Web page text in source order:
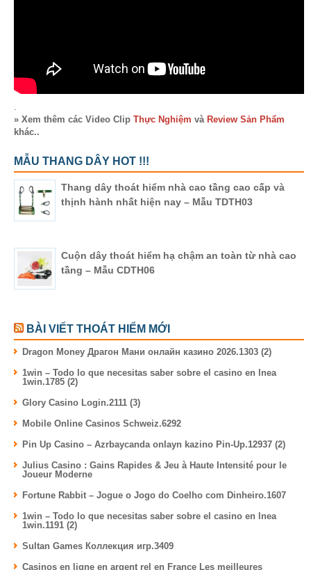
.
» Xem thêm các Video Clip Thực Nghiệm và Review Sản Phẩm
khác..
MẪU THANG DÂY HOT !!!
Thang dây thoát hiểm nhà cao tầng cao cấp và
thịnh hành nhất hiện nay – Mẫu TDTH03
Cuộn dây thoát hiểm hạ chậm an toàn từ nhà cao
tầng – Mẫu CDTH06
BÀI VIẾT THOÁT HIỂM MỚI
Dragon Money Драгон Мани онлайн казино 2026.1303 (2)
1win – Todo lo que necesitas saber sobre el casino en lnea
1win.1785 (2)
Glory Casino Login.2111 (3)
Mobile Online Casinos Schweiz.6292
Pin Up Casino – Azrbaycanda onlayn kazino Pin-Up.12937 (2)
Julius Casino : Gains Rapides & Jeu à Haute Intensité pour le
Joueur Moderne
Fortune Rabbit – Jogue o Jogo do Coelho com Dinheiro.1607
1win – Todo lo que necesitas saber sobre el casino en lnea
1win.1191 (2)
Sultan Games Коллекция игр.3409
Casinos en ligne en argent rel en France Les meilleures